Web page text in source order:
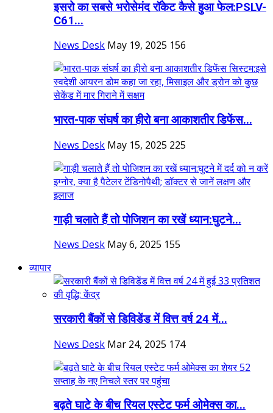
इसरो का सबसे भरोसेमंद रॉकेट कैसे हुआ फेल:PSLV-
C61...
News Desk May 19, 2025 156
भारत-पाक संघर्ष का हीरो बना ​​​​​​​आकाशतीर डिफेंस...
News Desk May 15, 2025 225
गाड़ी चलाते हैं तो पोजिशन का रखें ध्यान:घुटने...
News Desk May 6, 2025 155
व्यापार
सरकारी बैंकों से डिविडेंड में वित्त वर्ष 24 में...
News Desk Mar 24, 2025 174
बढ़ते घाटे के बीच रियल एस्टेट फर्म ओमेक्स का...